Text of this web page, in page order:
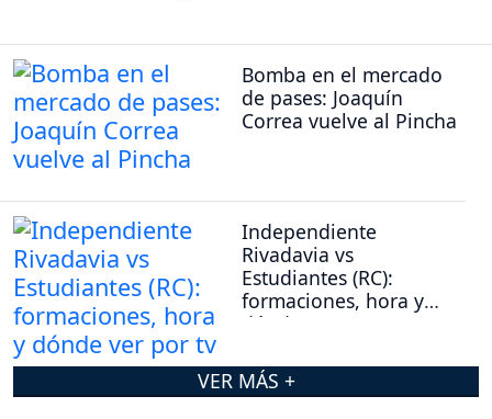
Bomba en el mercado
de pases: Joaquín
Correa vuelve al Pincha
Independiente
Rivadavia vs
Estudiantes (RC):
formaciones, hora y
dónde ver por tv
VER MÁS +